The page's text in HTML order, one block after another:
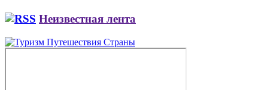
Неизвестная лента